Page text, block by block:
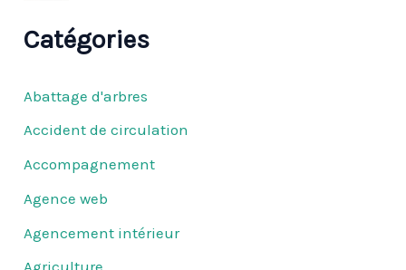
Catégories
Abattage d'arbres
Accident de circulation
Accompagnement
Agence web
Agencement intérieur